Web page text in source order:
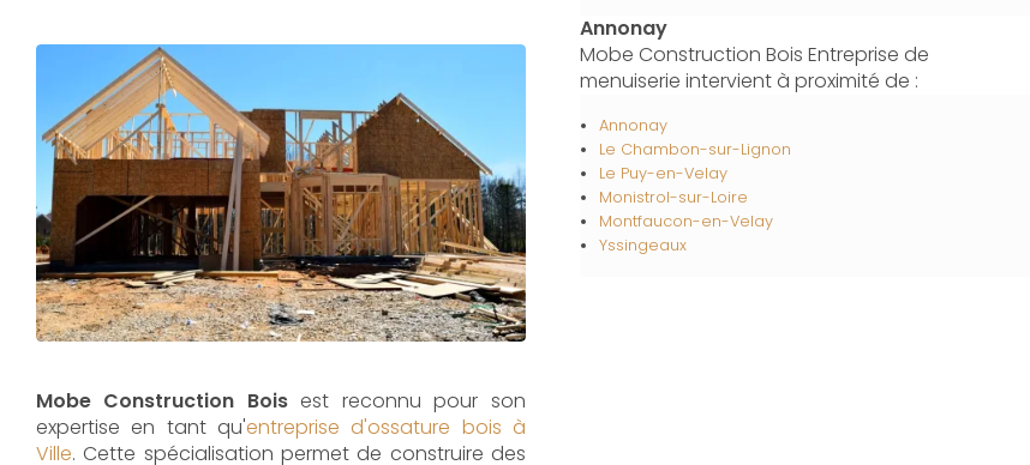
Mobe Construction Bois est reconnu pour son
expertise en tant qu'entreprise d'ossature bois à
Ville. Cette spécialisation permet de construire des
Annonay
Mobe Construction Bois Entreprise de
menuiserie intervient à proximité de :
Annonay
Le Chambon-sur-Lignon
Le Puy-en-Velay
Monistrol-sur-Loire
Montfaucon-en-Velay
Yssingeaux